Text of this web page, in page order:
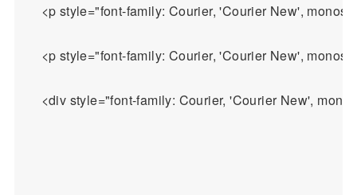
<p style="font-family: Courier, 'Courier New',
<p style="font-family: Courier, 'Courier New',
<div style="font-family: Courier, 'Courier New',